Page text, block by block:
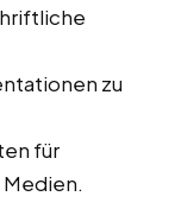
zu
für